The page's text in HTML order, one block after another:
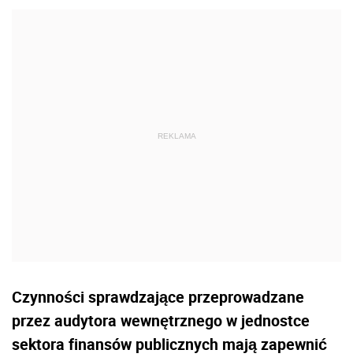
Czynności sprawdzające przeprowadzane
przez audytora wewnętrznego w jednostce
sektora finansów publicznych mają zapewnić